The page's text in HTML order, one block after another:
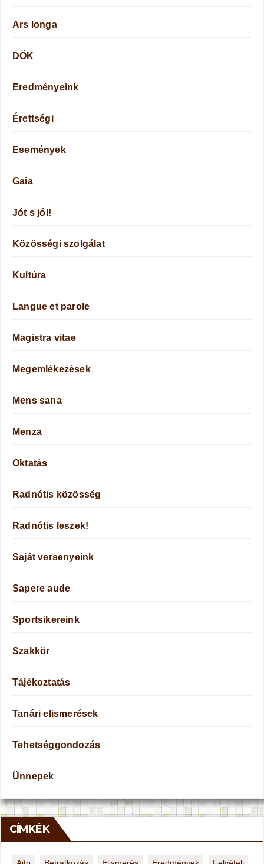
Ars longa
DÖK
Eredményeink
Érettségi
Események
Gaia
Jót s jól!
Közösségi szolgálat
Kultúra
Langue et parole
Magistra vitae
Megemlékezések
Mens sana
Menza
Oktatás
Radnótis közösség
Radnótis leszek!
Saját versenyeink
Sapere aude
Sportsikereink
Szakkör
Tájékoztatás
Tanári elismerések
Tehetséggondozás
Ünnepek
CÍMKÉK